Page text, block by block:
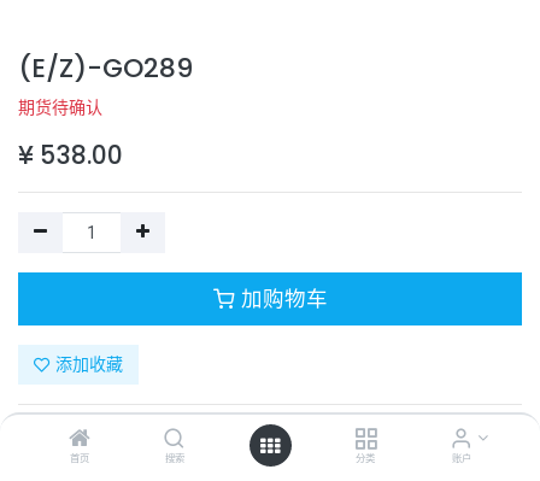
首页 搜索 分类 账户
(E/Z)-GO289
期货待确认
¥ 538.00
加购物车
添加收藏
目录号：T9356
计量单位：